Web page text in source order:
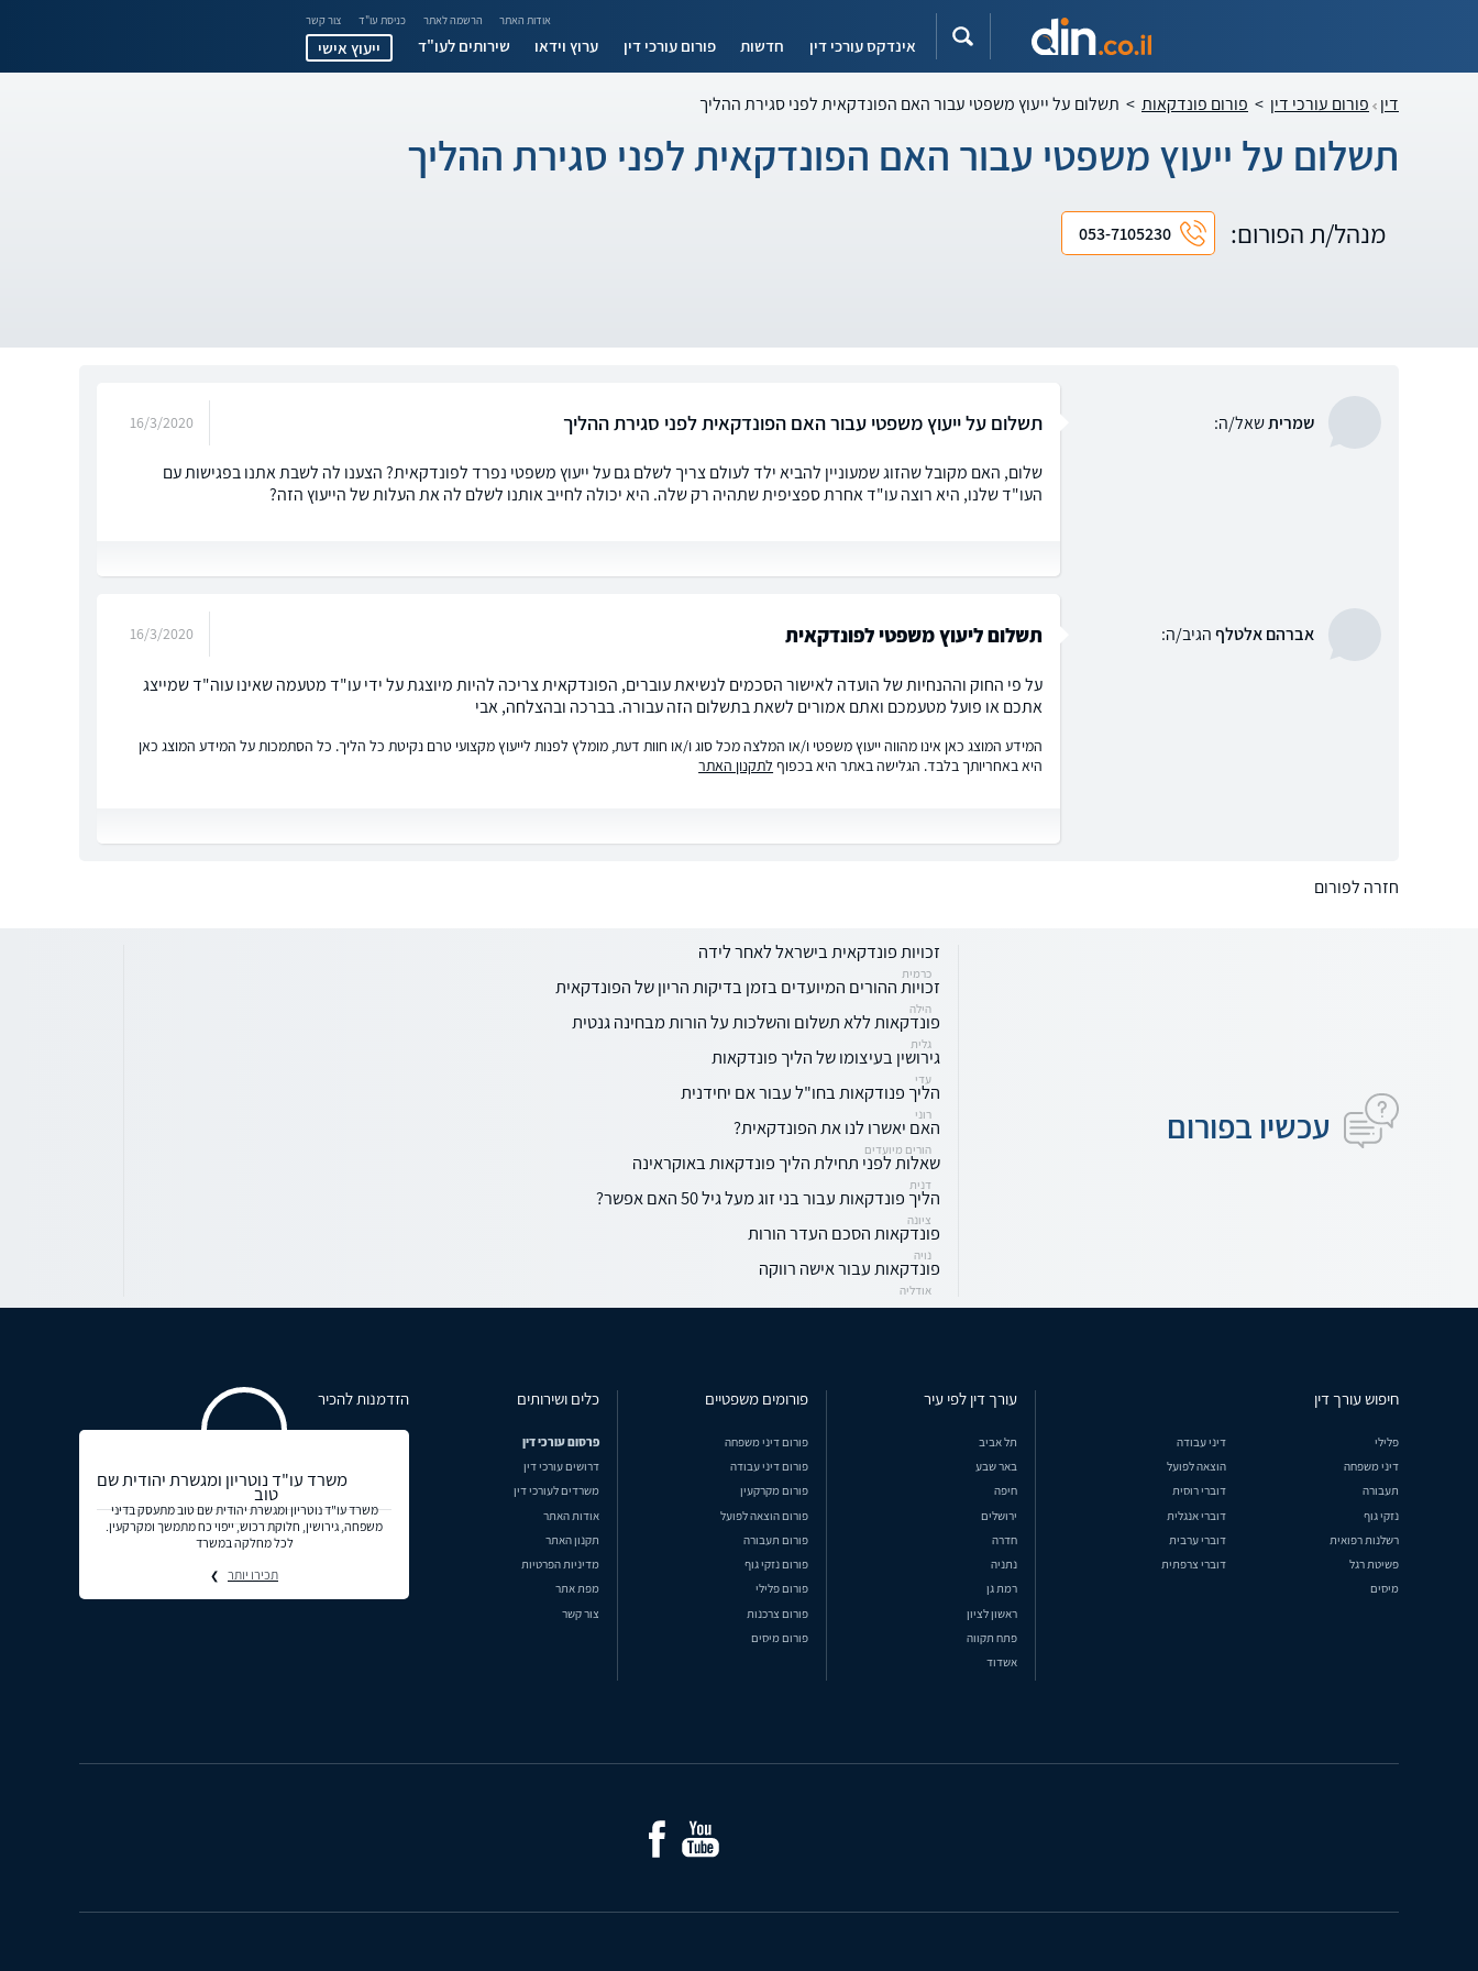
אודות האתר הרשמה לאתר כניסת עו"ד צור קשר
אינדקס עורכי דין חדשות פורום עורכי דין ערוץ וידאו שירותים לעו"ד ייעוץ אישי
דין פורום עורכי דין > פורום פונדקאות > תשלום על ייעוץ משפטי עבור האם הפונדקאית לפני סגירת ההליך
תשלום על ייעוץ משפטי עבור האם הפונדקאית לפני סגירת ההליך
מנהל/ת הפורום: 053-7105230
שמריתשאל/ה: תשלום על ייעוץ משפטי עבור האם הפונדקאית לפני סגירת ההליך 16/3/2020
שלום, האם מקובל שהזוג שמעוניין להביא ילד לעולם צריך לשלם גם על ייעוץ משפטי נפרד לפונדקאית? הצענו לה לשבת אתנו בפגישות עם
העו"ד שלנו, היא רוצה עו"ד אחרת ספציפית שתהיה רק שלה. היא יכולה לחייב אותנו לשלם לה את העלות של הייעוץ הזה?
אברהם אלטלףהגיב/ה: תשלום ליעוץ משפטי לפונדקאית 16/3/2020
על פי החוק וההנחיות של הועדה לאישור הסכמים לנשיאת עוברים, הפונדקאית צריכה להיות מיוצגת על ידי עו"ד מטעמה שאינו עוה"ד שמייצג
אתכם או פועל מטעמכם ואתם אמורים לשאת בתשלום הזה עבורה. בברכה ובהצלחה, אבי
המידע המוצג כאן אינו מהווה ייעוץ משפטי ו/או המלצה מכל סוג ו/או חוות דעת, מומלץ לפנות לייעוץ מקצועי טרם נקיטת כל הליך. כל הסתמכות על המידע המוצג כאן
היא באחריותך בלבד. הגלישה באתר היא בכפוף לתקנון האתר
חזרה לפורום
עכשיו בפורום
זכויות פונדקאית בישראל לאחר לידה
כרמית
זכויות ההורים המיועדים בזמן בדיקות הריון של הפונדקאית
הילה
פונדקאות ללא תשלום והשלכות על הורות מבחינה גנטית
גלית
גירושין בעיצומו של הליך פונדקאות
עדי
הליך פנודקאות בחו"ל עבור אם יחידנית
רוני
האם יאשרו לנו את הפונדקאית?
הורים מיועדים
שאלות לפני תחילת הליך פונדקאות באוקראינה
דנית
הליך פונדקאות עבור בני זוג מעל גיל 50 האם אפשר?
ציונה
פונדקאות הסכם העדר הורות
נויה
פונדקאות עבור אישה רווקה
אודליה
חיפוש עורך דין
פלילי
דיני עבודה
דיני משפחה
הוצאה לפועל
תעבורה
דוברי רוסית
נזקי גוף
דוברי אנגלית
רשלנות רפואית
דוברי ערבית
פשיטת רגל
דוברי צרפתית
מיסים
עורך דין לפי עיר
תל אביב
באר שבע
חיפה
ירושלים
חדרה
נתניה
רמת גן
ראשון לציון
פתח תקווה
אשדוד
פורומים משפטיים
פורום דיני משפחה
פורום דיני עבודה
פורום מקרקעין
פורום הוצאה לפועל
פורום תעבורה
פורום נזקי גוף
פורום פלילי
פורום צרכנות
פורום מיסים
כלים ושירותים
פרסום עורכי דין
דרושים עורכי דין
משרדים לעורכי דין
אודות האתר
תקנון האתר
מדיניות הפרטיות
מפת אתר
צור קשר
הזדמנות להכיר
משרד עו"ד נוטריון ומגשרת יהודית שם
טוב
משרד עו"ד נוטריון ומגשרת יהודית שם טוב מתעסק בדיני
משפחה, גירושין, חלוקת רכוש, ייפוי כח מתמשך ומקרקעין.
לכל מחלקה במשרד
תכירו יותר